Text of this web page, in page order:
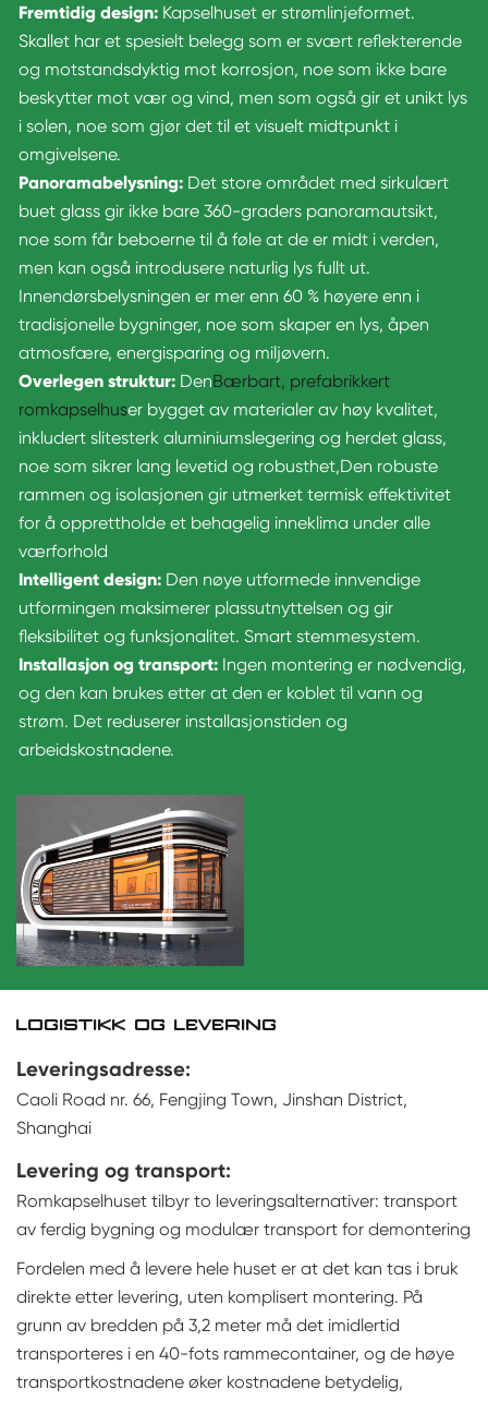
Fremtidig design: Kapselhuset er strømlinjeformet.
Skallet har et spesielt belegg som er svært reflekterende
og motstandsdyktig mot korrosjon, noe som ikke bare
beskytter mot vær og vind, men som også gir et unikt lys
i solen, noe som gjør det til et visuelt midtpunkt i
omgivelsene.
Panoramabelysning: Det store området med sirkulært
buet glass gir ikke bare 360-graders panoramautsikt,
noe som får beboerne til å føle at de er midt i verden,
men kan også introdusere naturlig lys fullt ut.
Innendørsbelysningen er mer enn 60 % høyere enn i
tradisjonelle bygninger, noe som skaper en lys, åpen
atmosfære, energisparing og miljøvern.
Overlegen struktur: DenBærbart, prefabrikkert
romkapselhuser bygget av materialer av høy kvalitet,
inkludert slitesterk aluminiumslegering og herdet glass,
noe som sikrer lang levetid og robusthet,Den robuste
rammen og isolasjonen gir utmerket termisk effektivitet
for å opprettholde et behagelig inneklima under alle
værforhold
Intelligent design: Den nøye utformede innvendige
utformingen maksimerer plassutnyttelsen og gir
fleksibilitet og funksjonalitet. Smart stemmesystem.
Installasjon og transport: Ingen montering er nødvendig,
og den kan brukes etter at den er koblet til vann og
strøm. Det reduserer installasjonstiden og
arbeidskostnadene.
LOGISTIKK OG LEVERING
Leveringsadresse:
Caoli Road nr. 66, Fengjing Town, Jinshan District,
Shanghai
Levering og transport:
Romkapselhuset tilbyr to leveringsalternativer: transport
av ferdig bygning og modulær transport for demontering
Fordelen med å levere hele huset er at det kan tas i bruk
direkte etter levering, uten komplisert montering. På
grunn av bredden på 3,2 meter må det imidlertid
transporteres i en 40-fots rammecontainer, og de høye
transportkostnadene øker kostnadene betydelig,